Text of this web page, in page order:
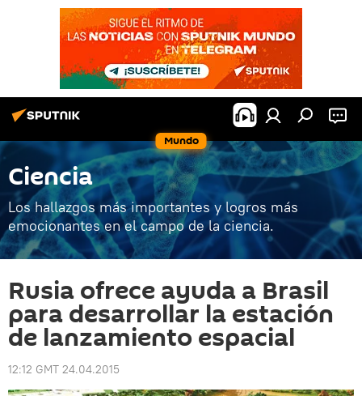
Mundo
Ciencia
Los hallazgos más importantes y logros más
emocionantes en el campo de la ciencia.
Rusia ofrece ayuda a Brasil
para desarrollar la estación
de lanzamiento espacial
12:12 GMT 24.04.2015